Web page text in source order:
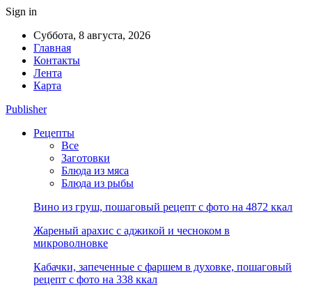
Sign in
Суббота, 8 августа, 2026
Главная
Контакты
Лента
Карта
Publisher
Рецепты
Все
Заготовки
Блюда из мяса
Блюда из рыбы
Вино из груш, пошаговый рецепт с фото на 4872 ккал
Жареный арахис с аджикой и чесноком в
микроволновке
Кабачки, запеченные с фаршем в духовке, пошаговый
рецепт с фото на 338 ккал